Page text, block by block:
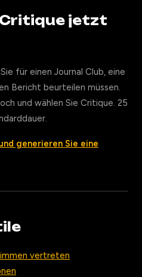
Critique jetzt
für einen Journal Club, eine
Bericht beurteilen müssen.
und wählen Sie Critique. 25
generieren Sie eine
vertreten